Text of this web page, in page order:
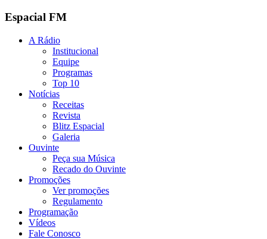
Espacial FM
A Rádio
Institucional
Equipe
Programas
Top 10
Notícias
Receitas
Revista
Blitz Espacial
Galeria
Ouvinte
Peça sua Música
Recado do Ouvinte
Promoções
Ver promoções
Regulamento
Programação
Vídeos
Fale Conosco